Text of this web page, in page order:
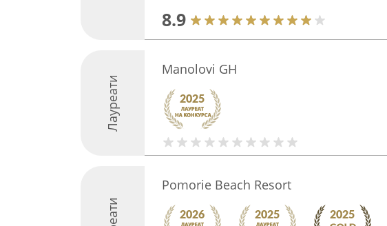
8.9
Лауреати
Manolovi GH
Pomorie Beach Resort